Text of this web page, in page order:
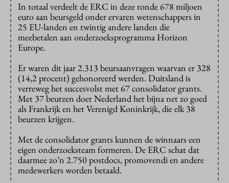
In totaal verdeelt de ERC in deze ronde 678 miljoen
euro aan beursgeld onder ervaren wetenschappers in
25 EU-landen en twintig andere landen die
meebetalen aan onderzoeksprogramma Horizon
Europe.
Er waren dit jaar 2.313 beursaanvragen waarvan er 328
(14,2 procent) gehonoreerd werden. Duitsland is
verreweg het succesvolst met 67 consolidator grants.
Met 37 beurzen doet Nederland het bijna net zo goed
als Frankrijk en het Verenigd Koninkrijk, die elk 38
beurzen krijgen.
Met de consolidator grants kunnen de winnaars een
eigen onderzoeksteam formeren. De ERC schat dat
daarmee zo’n 2.750 postdocs, promovendi en andere
medewerkers worden betaald.